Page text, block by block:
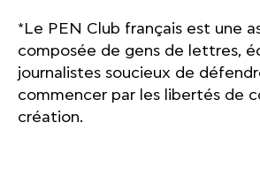
*Le PEN Club français est une
composée de gens de lettres,
journalistes soucieux de
commencer par les libertés de
création.